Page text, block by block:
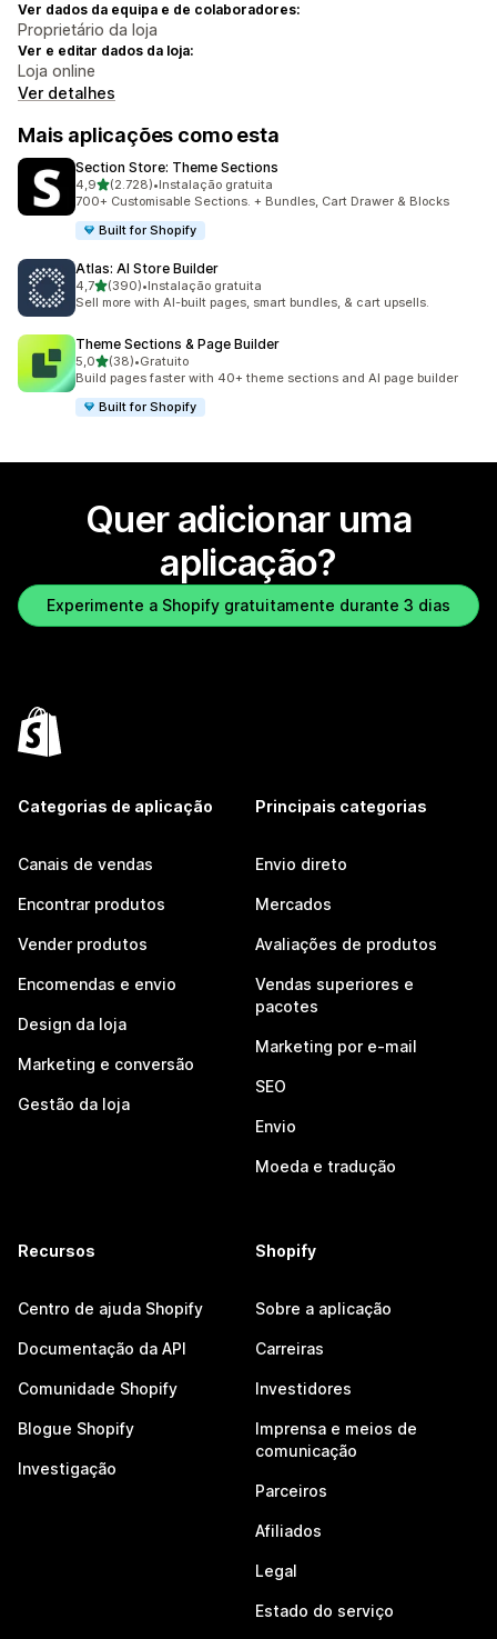
Ver dados da equipa e de colaboradores:
Proprietário da loja
Ver e editar dados da loja:
Loja online
Ver detalhes
Mais aplicações como esta
Section Store: Theme Sections
4,9de 5 estrelas
(2.728)
2728 total de avaliações
•Instalação gratuita
700+ Customisable Sections. + Bundles, Cart Drawer & Blocks
Built for Shopify
Atlas: AI Store Builder
4,7de 5 estrelas
(390)
390 total de avaliações
•Instalação gratuita
Sell more with AI-built pages, smart bundles, & cart upsells.
Theme Sections & Page Builder
5,0de 5 estrelas
(38)
38 total de avaliações
•Gratuito
Build pages faster with 40+ theme sections and AI page builder
Built for Shopify
Quer adicionar uma
aplicação?
Experimente a Shopify gratuitamente durante 3 dias
Categorias de aplicação
Canais de vendas
Encontrar produtos
Vender produtos
Encomendas e envio
Design da loja
Marketing e conversão
Gestão da loja
Principais categorias
Envio direto
Mercados
Avaliações de produtos
Vendas superiores e
pacotes
Marketing por e-mail
SEO
Envio
Moeda e tradução
Recursos
Centro de ajuda Shopify
Documentação da API
Comunidade Shopify
Blogue Shopify
Investigação
Shopify
Sobre a aplicação
Carreiras
Investidores
Imprensa e meios de
comunicação
Parceiros
Afiliados
Legal
Estado do serviço